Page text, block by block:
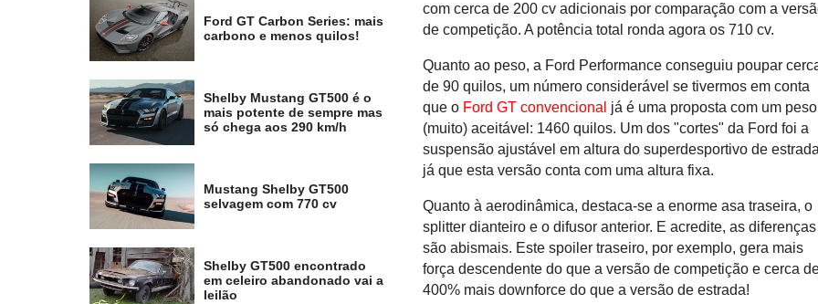
Ford GT Carbon Series: mais
carbono e menos quilos!
Shelby Mustang GT500 é o
mais potente de sempre mas
só chega aos 290 km/h
Mustang Shelby GT500
selvagem com 770 cv
Shelby GT500 encontrado
em celeiro abandonado vai a
leilão
com cerca de 200 cv adicionais por comparação com a
de competição. A potência total ronda agora os 710 cv.
Quanto ao peso, a Ford Performance conseguiu poupar
de 90 quilos, um número considerável se tivermos em conta
que o Ford GT convencional já é uma proposta com um peso
(muito) aceitável: 1460 quilos. Um dos "cortes" da Ford foi a
suspensão ajustável em altura do superdesportivo de
já que esta versão conta com uma altura fixa.
Quanto à aerodinâmica, destaca-se a enorme asa traseira, o
splitter dianteiro e o difusor anterior. E acredite, as diferenças
são abismais. Este spoiler traseiro, por exemplo, gera mais
força descendente do que a versão de competição e cerca
400% mais downforce do que a versão de estrada!